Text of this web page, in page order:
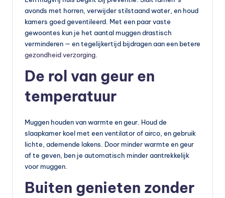
avonds met horren, verwijder stilstaand water, en houd
kamers goed geventileerd. Met een paar vaste
gewoontes kun je het aantal muggen drastisch
verminderen — en tegelijkertijd bijdragen aan een betere
gezondheid verzorging.
De rol van geur en
temperatuur
Muggen houden van warmte en geur. Houd de
slaapkamer koel met een ventilator of airco, en gebruik
lichte, ademende lakens. Door minder warmte en geur
af te geven, ben je automatisch minder aantrekkelijk
voor muggen.
Buiten genieten zonder